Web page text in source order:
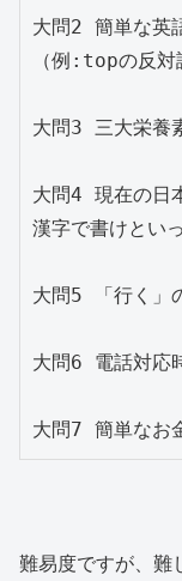
大問2 簡単な
（例:topの反対
大問3 三大栄養
大問4 現在の日
漢字で書けとい
大問5 「行く」
大問6 電話対応
大問7 簡単なお
難易度ですが、難